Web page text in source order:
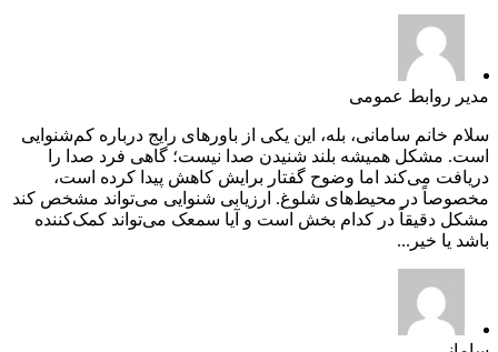
مدیر روابط عمومی
سلام خانم سامانی، بله، این یکی از باورهای رایج درباره کم‌شنوایی
است. مشکل همیشه بلند شنیدن صدا نیست؛ گاهی فرد صدا را
دریافت می‌کند اما وضوح گفتار برایش کاهش پیدا کرده است،
مخصوصاً در محیط‌های شلوغ. ارزیابی شنوایی می‌تواند مشخص کند
مشکل دقیقاً در کدام بخش است و آیا سمعک می‌تواند کمک‌کننده
باشد یا خیر...